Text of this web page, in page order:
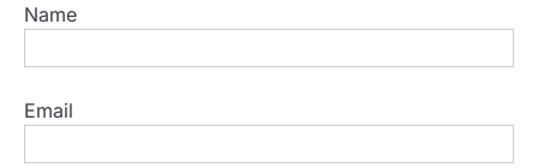
Name
Email